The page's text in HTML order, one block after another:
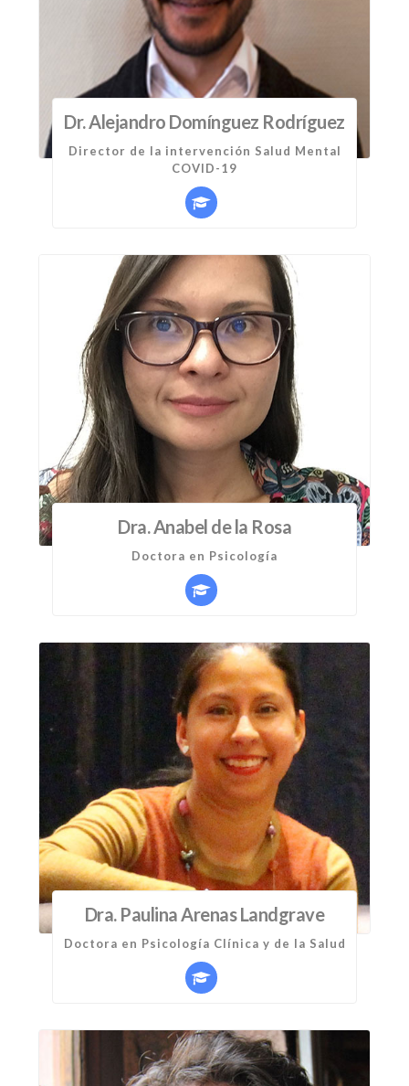
Dr. Alejandro Domínguez Rodríguez
Director de la intervención Salud Mental
COVID-19
Dra. Anabel de la Rosa
Doctora en Psicología
Dra. Paulina Arenas Landgrave
Doctora en Psicología Clínica y de la Salud